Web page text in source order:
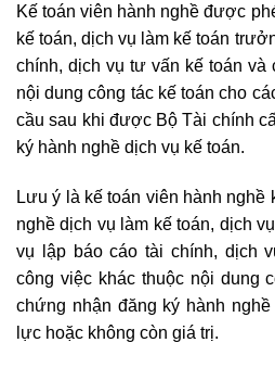
Kế toán viên hành nghề được
kế toán, dịch vụ làm kế toán
chính, dịch vụ tư vấn kế toán và
nội dung công tác kế toán cho
cầu sau khi được Bộ Tài chính
ký hành nghề dịch vụ kế toán.
Lưu ý là kế toán viên hành
nghề dịch vụ làm kế toán, dịch
vụ lập báo cáo tài chính, dịch
công việc khác thuộc nội dung
chứng nhận đăng ký hành
lực hoặc không còn giá trị.